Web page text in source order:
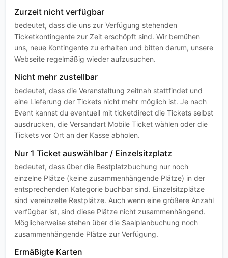
Zurzeit nicht verfügbar
bedeutet, dass die uns zur Verfügung stehenden
Ticketkontingente zur Zeit erschöpft sind. Wir bemühen
uns, neue Kontingente zu erhalten und bitten darum, unsere
Webseite regelmäßig wieder aufzusuchen.
Nicht mehr zustellbar
bedeutet, dass die Veranstaltung zeitnah stattfindet und
eine Lieferung der Tickets nicht mehr möglich ist. Je nach
Event kannst du eventuell mit ticketdirect die Tickets selbst
ausdrucken, die Versandart Mobile Ticket wählen oder die
Tickets vor Ort an der Kasse abholen.
Nur 1 Ticket auswählbar / Einzelsitzplatz
bedeutet, dass über die Bestplatzbuchung nur noch
einzelne Plätze (keine zusammenhängende Plätze) in der
entsprechenden Kategorie buchbar sind. Einzelsitzplätze
sind vereinzelte Restplätze. Auch wenn eine größere Anzahl
verfügbar ist, sind diese Plätze nicht zusammenhängend.
Möglicherweise stehen über die Saalplanbuchung noch
zusammenhängende Plätze zur Verfügung.
Ermäßigte Karten